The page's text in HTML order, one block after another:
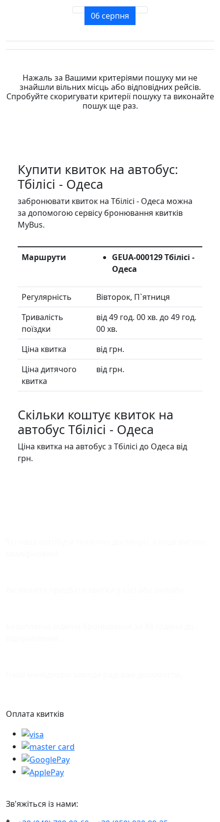
06 серпня
Нажаль за Вашими критеріями пошуку ми не
знайшли вільних місць або відповідних рейсів.
Спробуйте скоригувати критерії пошуку та виконайте
пошук ще раз.
Купити квиток на автобус:
Тбілісі - Одеса
забронювати квиток на Тбілісі - Одеса можна
за допомогою сервісу бронювання квитків
MyBus.
Маршрути
GEUA-000129 Тбілісі -
Одеса
Регулярність
Вівторок, П`ятниця
Тривалість
поїздки
від 49 год. 00 хв. до 49 год.
00 хв.
Ціна квитка
від грн.
Ціна дитячого
квитка
від грн.
Скільки коштує квиток на
автобус Тбілісі - Одеса
Ціна квитка на автобус з Тбілісі до Одеса від
грн.
Оплата квитків
Зв'яжіться із нами: